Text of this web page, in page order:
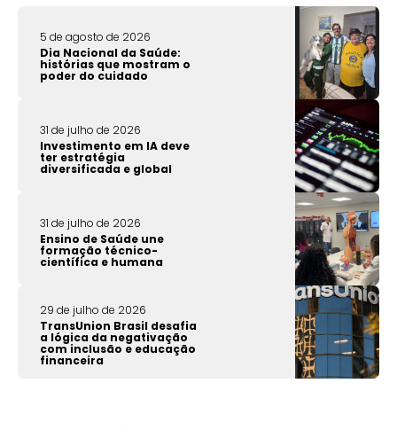
5 de agosto de 2026
Dia Nacional da Saúde:
histórias que mostram o
poder do cuidado
31 de julho de 2026
Investimento em IA deve
ter estratégia
diversificada e global
31 de julho de 2026
Ensino de Saúde une
formação técnico-
científica e humana
29 de julho de 2026
TransUnion Brasil desafia
a lógica da negativação
com inclusão e educação
financeira